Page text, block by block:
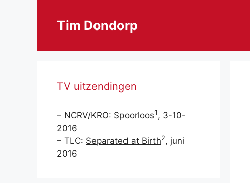
Tim Dondorp
TV uitzendingen
– NCRV/KRO: Spoorloos1, 3-10-
2016
– TLC: Separated at Birth2, juni
2016